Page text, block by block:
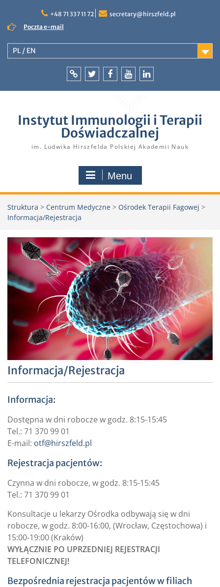
content
+48 71 337 11 72
secretary@hirszfeld.pl
Poczta e-mail
PL / EN
Instytut Immunologii i Terapii
Doświadczalnej
im. Ludwika Hirszfelda Polskiej Akademii Nauk
Menu
Struktura > Centrum Medyczne > Ośrodek Terapii Fagowej >
Informacja/Rejestracja
Informacja/Rejestracja
Informacja:
Dostępna w dni robocze w godz. 8:15-15:45
Tel.: 71 370 99 01
E-mail: otf@hirszfeld.pl
Rejestracja pacjentów:
Czynna w dni robocze, w godz. 8:15-15:45
Tel.: 71 370 99 01
Konsultacje u lekarzy Ośrodka odbywają się w dni
robocze, w godz. 8:00-16:00, (Wrocław, Częstochowa) i
15:00-19:00 (Kraków)
WYŁĄCZNIE PO UPRZEDNIEJ REJESTRACJI
TELEFONICZNEJ!
Bezpośrednia rejestracja pacjentów w filiach